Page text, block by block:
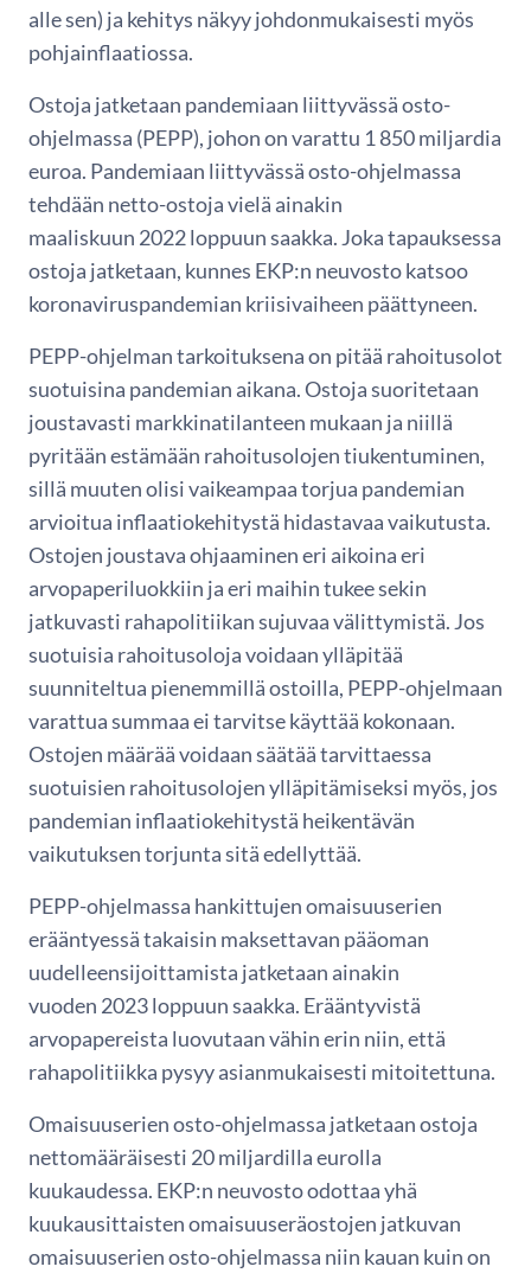
alle sen) ja kehitys näkyy johdonmukaisesti myös
pohjainflaatiossa.
Ostoja jatketaan pandemiaan liittyvässä osto-
ohjelmassa (PEPP), johon on varattu 1 850 miljardia
euroa. Pandemiaan liittyvässä osto-ohjelmassa
tehdään netto-ostoja vielä ainakin
maaliskuun 2022 loppuun saakka. Joka tapauksessa
ostoja jatketaan, kunnes EKP:n neuvosto katsoo
koronaviruspandemian kriisivaiheen päättyneen.
PEPP-ohjelman tarkoituksena on pitää rahoitusolot
suotuisina pandemian aikana. Ostoja suoritetaan
joustavasti markkinatilanteen mukaan ja niillä
pyritään estämään rahoitusolojen tiukentuminen,
sillä muuten olisi vaikeampaa torjua pandemian
arvioitua inflaatiokehitystä hidastavaa vaikutusta.
Ostojen joustava ohjaaminen eri aikoina eri
arvopaperiluokkiin ja eri maihin tukee sekin
jatkuvasti rahapolitiikan sujuvaa välittymistä. Jos
suotuisia rahoitusoloja voidaan ylläpitää
suunniteltua pienemmillä ostoilla, PEPP-ohjelmaan
varattua summaa ei tarvitse käyttää kokonaan.
Ostojen määrää voidaan säätää tarvittaessa
suotuisien rahoitusolojen ylläpitämiseksi myös, jos
pandemian inflaatiokehitystä heikentävän
vaikutuksen torjunta sitä edellyttää.
PEPP-ohjelmassa hankittujen omaisuuserien
erääntyessä takaisin maksettavan pääoman
uudelleensijoittamista jatketaan ainakin
vuoden 2023 loppuun saakka. Erääntyvistä
arvopapereista luovutaan vähin erin niin, että
rahapolitiikka pysyy asianmukaisesti mitoitettuna.
Omaisuuserien osto-ohjelmassa jatketaan ostoja
nettomääräisesti 20 miljardilla eurolla
kuukaudessa. EKP:n neuvosto odottaa yhä
kuukausittaisten omaisuuseräostojen jatkuvan
omaisuuserien osto-ohjelmassa niin kauan kuin on